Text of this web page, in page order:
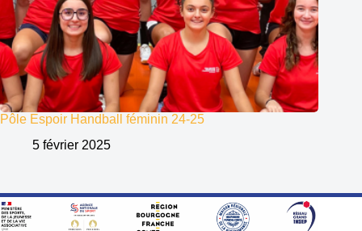
Pôle Espoir Handball féminin 24-25
5 février 2025